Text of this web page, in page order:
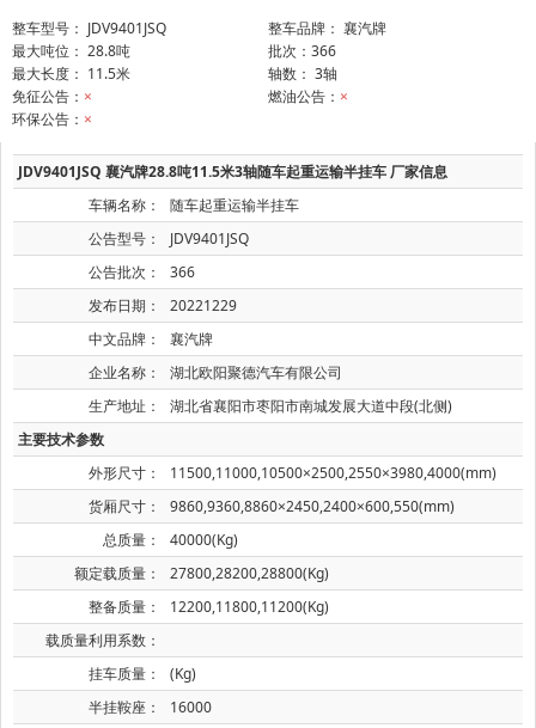
整车型号： JDV9401JSQ
整车品牌： 襄汽牌
最大吨位： 28.8吨
批次：366
最大长度： 11.5米
轴数： 3轴
免征公告： × 燃油公告： ×
环保公告： ×
JDV9401JSQ 襄汽牌28.8吨11.5米3轴随车起重运输半挂车 厂家信息
车辆名称：
随车起重运输半挂车
公告型号：
JDV9401JSQ
公告批次：
366
发布日期：
20221229
中文品牌：
襄汽牌
企业名称：
湖北欧阳聚德汽车有限公司
生产地址：
湖北省襄阳市枣阳市南城发展大道中段(北侧)
主要技术参数
外形尺寸：
11500,11000,10500×2500,2550×3980,4000(mm)
货厢尺寸：
9860,9360,8860×2450,2400×600,550(mm)
总质量：
40000(Kg)
额定载质量：
27800,28200,28800(Kg)
整备质量：
12200,11800,11200(Kg)
载质量利用系数：
挂车质量：
(Kg)
半挂鞍座：
16000